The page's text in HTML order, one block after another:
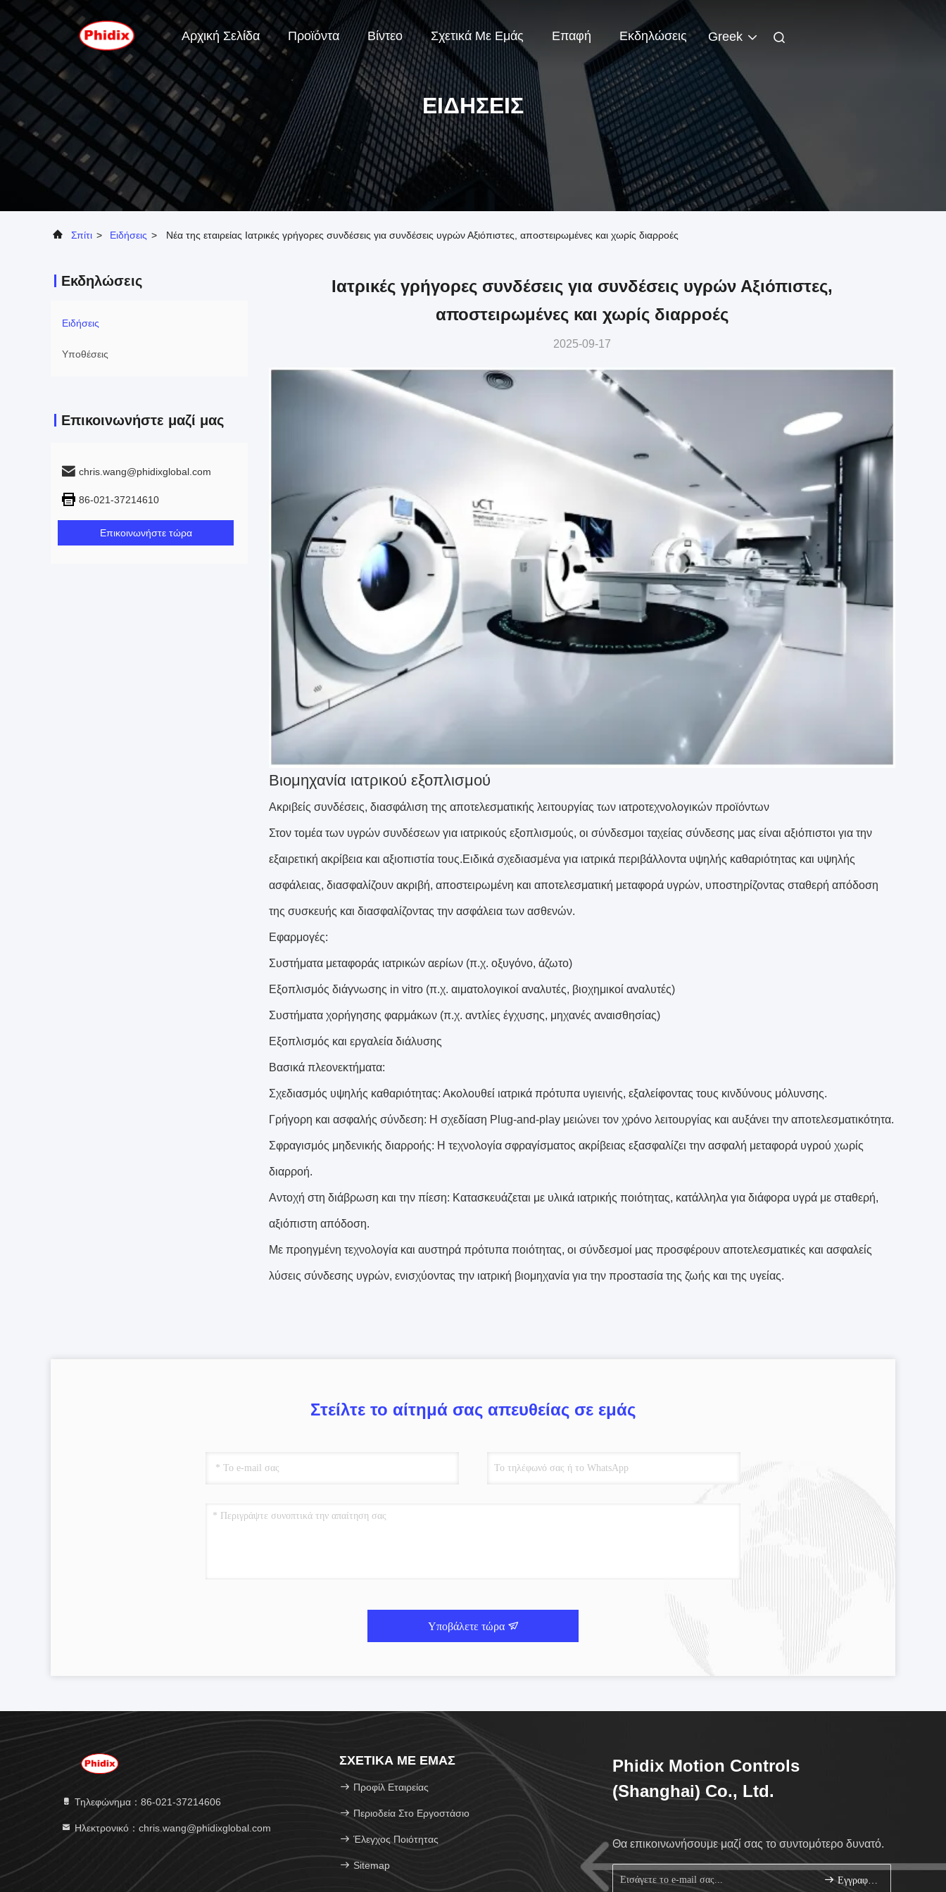
Αρχική Σελίδα Προϊόντα Βίντεο Σχετικά Με Εμάς Επαφή Εκδηλώσεις Greek
ΕΙΔΉΣΕΙΣ
Σπίτι > Ειδήσεις > Νέα της εταιρείας Ιατρικές γρήγορες συνδέσεις για συνδέσεις υγρών Αξιόπιστες, αποστειρωμένες και χωρίς διαρροές
Εκδηλώσεις
Ειδήσεις
Υποθέσεις
Επικοινωνήστε μαζί μας
chris.wang@phidixglobal.com
86-021-37214610
Επικοινωνήστε τώρα
Ιατρικές γρήγορες συνδέσεις για συνδέσεις υγρών Αξιόπιστες,
αποστειρωμένες και χωρίς διαρροές
2025-09-17
Βιομηχανία ιατρικού εξοπλισμού
Ακριβείς συνδέσεις, διασφάλιση της αποτελεσματικής λειτουργίας των ιατροτεχνολογικών προϊόντων
Στον τομέα των υγρών συνδέσεων για ιατρικούς εξοπλισμούς, οι σύνδεσμοι ταχείας σύνδεσης μας είναι αξιόπιστοι για την
εξαιρετική ακρίβεια και αξιοπιστία τους.Ειδικά σχεδιασμένα για ιατρικά περιβάλλοντα υψηλής καθαριότητας και υψηλής
ασφάλειας, διασφαλίζουν ακριβή, αποστειρωμένη και αποτελεσματική μεταφορά υγρών, υποστηρίζοντας σταθερή απόδοση
της συσκευής και διασφαλίζοντας την ασφάλεια των ασθενών.
Εφαρμογές:
Συστήματα μεταφοράς ιατρικών αερίων (π.χ. οξυγόνο, άζωτο)
Εξοπλισμός διάγνωσης in vitro (π.χ. αιματολογικοί αναλυτές, βιοχημικοί αναλυτές)
Συστήματα χορήγησης φαρμάκων (π.χ. αντλίες έγχυσης, μηχανές αναισθησίας)
Εξοπλισμός και εργαλεία διάλυσης
Βασικά πλεονεκτήματα:
Σχεδιασμός υψηλής καθαριότητας: Ακολουθεί ιατρικά πρότυπα υγιεινής, εξαλείφοντας τους κινδύνους μόλυνσης.
Γρήγορη και ασφαλής σύνδεση: Η σχεδίαση Plug-and-play μειώνει τον χρόνο λειτουργίας και αυξάνει την αποτελεσματικότητα.
Σφραγισμός μηδενικής διαρροής: Η τεχνολογία σφραγίσματος ακρίβειας εξασφαλίζει την ασφαλή μεταφορά υγρού χωρίς
διαρροή.
Αντοχή στη διάβρωση και την πίεση: Κατασκευάζεται με υλικά ιατρικής ποιότητας, κατάλληλα για διάφορα υγρά με σταθερή,
αξιόπιστη απόδοση.
Με προηγμένη τεχνολογία και αυστηρά πρότυπα ποιότητας, οι σύνδεσμοί μας προσφέρουν αποτελεσματικές και ασφαλείς
λύσεις σύνδεσης υγρών, ενισχύοντας την ιατρική βιομηχανία για την προστασία της ζωής και της υγείας.
Στείλτε το αίτημά σας απευθείας σε εμάς
Υποβάλετε τώρα
Τηλεφώνημα：86-021-37214606
Ηλεκτρονικό：chris.wang@phidixglobal.com
ΣΧΕΤΙΚΆ ΜΕ ΕΜΆΣ
Προφίλ Εταιρείας
Περιοδεία Στο Εργοστάσιο
Έλεγχος Ποιότητας
Sitemap
Phidix Motion Controls
(Shanghai) Co., Ltd.
Θα επικοινωνήσουμε μαζί σας το συντομότερο δυνατό.
Εγγραφείτε.